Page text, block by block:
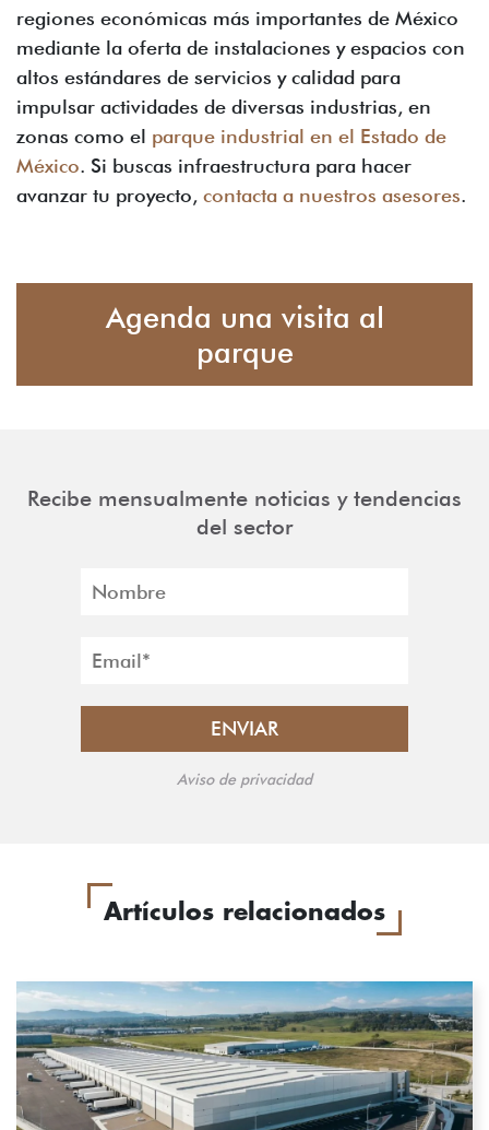
regiones económicas más importantes de México
mediante la oferta de instalaciones y espacios con
altos estándares de servicios y calidad para
impulsar actividades de diversas industrias, en
zonas como el parque industrial en el Estado de
México. Si buscas infraestructura para hacer
avanzar tu proyecto, contacta a nuestros asesores.
Agenda una visita al
parque
Recibe mensualmente noticias y tendencias
del sector
Aviso de privacidad
Artículos relacionados